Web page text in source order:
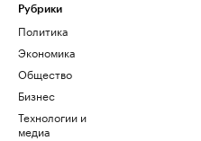
Рубрики
Политика
Экономика
Общество
Бизнес
Технологии и
медиа